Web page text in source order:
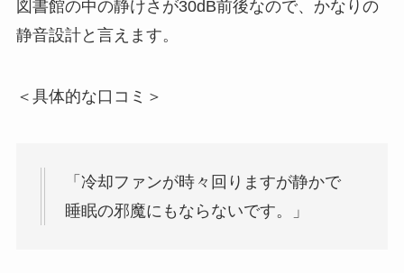
図書館の中の静けさが30dB前後なので、かなりの
静音設計と言えます。
＜具体的な口コミ＞
「冷却ファンが時々回りますが静かで
睡眠の邪魔にもならないです。」